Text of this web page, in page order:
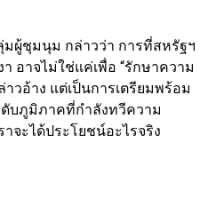
ผู้ชุมนุม กล่าวว่า การที่สหรัฐฯ
อาจไม่ใช่แค่เพื่อ “รักษาความ
วอ้าง แต่เป็นการเตรียมพร้อม
บภูมิภาคที่กำลังทวีความ
าจะได้ประโยชน์อะไรจริง